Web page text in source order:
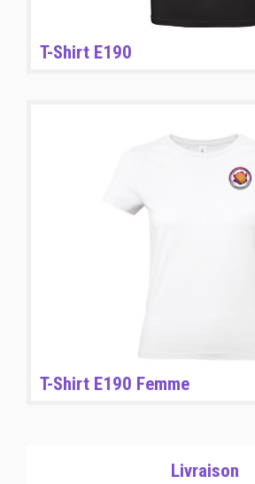
T-Shirt E190
T-Shirt E190 Femme
Livraison